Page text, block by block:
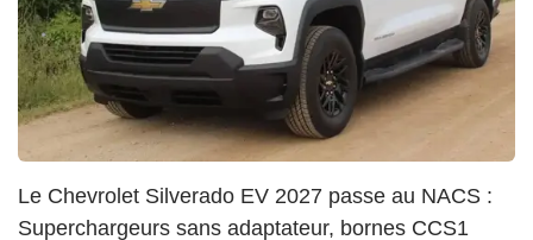
Le Chevrolet Silverado EV 2027 passe au NACS :
Superchargeurs sans adaptateur, bornes CCS1